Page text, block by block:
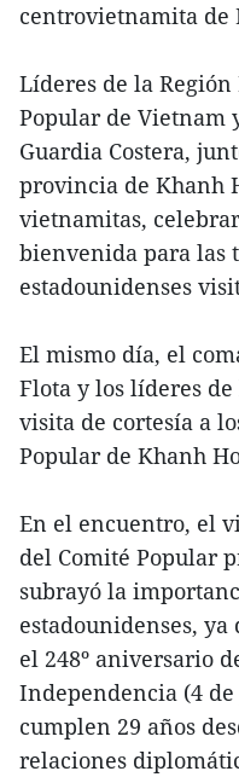
centrovietnamita de
Líderes de la
Popular de Vietnam
Guardia Costera,
provincia de Khanh
vietnamitas,
bienvenida para las
estadounidenses
El mismo día, el
Flota y los líderes
visita de cortesía a
Popular de Khanh
En el encuentro, el
del Comité Popular
subrayó la
estadounidenses, ya
el 248º aniversario
Independencia (4
cumplen 29 años
relaciones